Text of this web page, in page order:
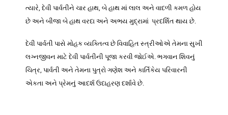
ત્યારે, દેવી પાર્વતીને ચાર હાથ, બે હાથ માં લાલ અને વાદળી કમળ હોય
છે અને બીજા બે હાથ વરદા અને અભય મુદ્રામાં પ્રદર્શિત થાય છે.
દેવી પાર્વતી પાસે મોહક વ્યક્તિત્વ છે વિવાહિત સ્ત્રીઓએ તેમના સુખી
લગ્નજીવન માટે દેવી પાર્વતીની પૂજા કરવી જોઈએ. ભગવાન શિવનું
ચિત્ર, પાર્વતી અને તેમના પુત્રો ગણેશ અને કાર્તિકેય પરિવારની
એકતા અને પ્રેમનું આદર્શ ઉદાહરણ દર્શાવે છે.